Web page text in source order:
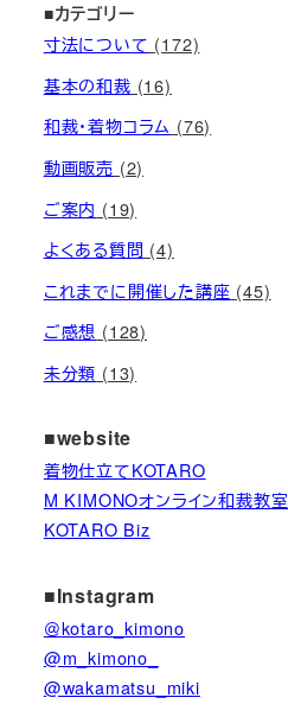
■カテゴリー
寸法について (172)
基本の和裁 (16)
和裁・着物コラム (76)
動画販売 (2)
ご案内 (19)
よくある質問 (4)
これまでに開催した講座 (45)
ご感想 (128)
未分類 (13)
■website
着物仕立てKOTARO
M KIMONOオンライン和裁教室
KOTARO Biz
■Instagram
＠kotaro_kimono
@m_kimono_
@wakamatsu_miki